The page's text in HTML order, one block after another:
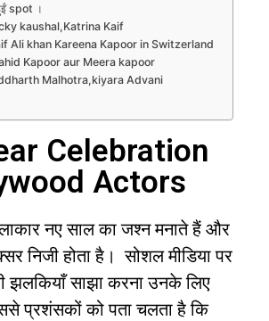
spot ।
kaushal,Katrina Kaif
Ali khan Kareena Kapoor in Switzerland
Kapoor aur Meera kapoor
Malhotra,kiyara Advani
Celebration
Actors
नए साल का जश्न मनाते हैं और
निजी होता है। सोशल मीडिया पर
झलकियाँ साझा करना उनके लिए
प्रशंसकों को पता चलता है कि